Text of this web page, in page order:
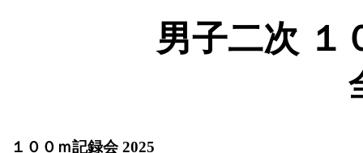
男子二次 １
１００ｍ記録会 2025